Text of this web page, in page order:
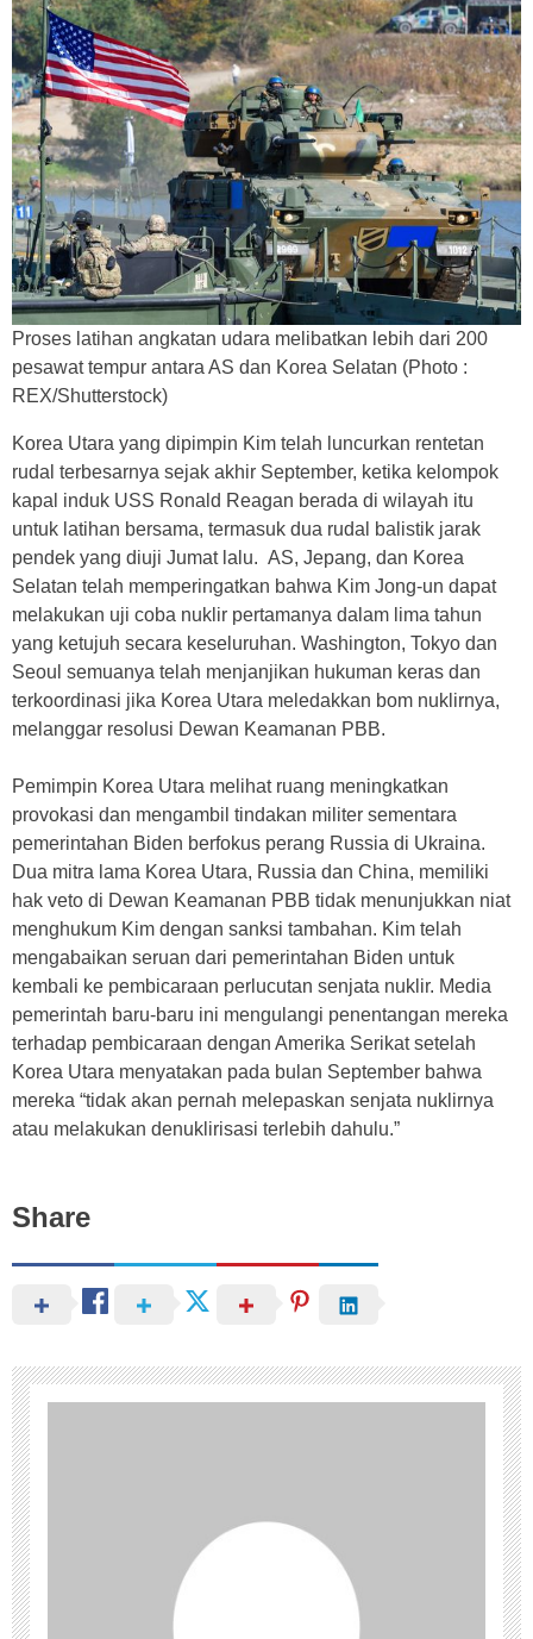
Proses latihan angkatan udara melibatkan lebih dari 200
pesawat tempur antara AS dan Korea Selatan (Photo :
REX/Shutterstock)
Korea Utara yang dipimpin Kim telah luncurkan rentetan
rudal terbesarnya sejak akhir September, ketika kelompok
kapal induk USS Ronald Reagan berada di wilayah itu
untuk latihan bersama, termasuk dua rudal balistik jarak
pendek yang diuji Jumat lalu. AS, Jepang, dan Korea
Selatan telah memperingatkan bahwa Kim Jong-un dapat
melakukan uji coba nuklir pertamanya dalam lima tahun
yang ketujuh secara keseluruhan. Washington, Tokyo dan
Seoul semuanya telah menjanjikan hukuman keras dan
terkoordinasi jika Korea Utara meledakkan bom nuklirnya,
melanggar resolusi Dewan Keamanan PBB.
Pemimpin Korea Utara melihat ruang meningkatkan
provokasi dan mengambil tindakan militer sementara
pemerintahan Biden berfokus perang Russia di Ukraina.
Dua mitra lama Korea Utara, Russia dan China, memiliki
hak veto di Dewan Keamanan PBB tidak menunjukkan niat
menghukum Kim dengan sanksi tambahan. Kim telah
mengabaikan seruan dari pemerintahan Biden untuk
kembali ke pembicaraan perlucutan senjata nuklir. Media
pemerintah baru-baru ini mengulangi penentangan mereka
terhadap pembicaraan dengan Amerika Serikat setelah
Korea Utara menyatakan pada bulan September bahwa
mereka “tidak akan pernah melepaskan senjata nuklirnya
atau melakukan denuklirisasi terlebih dahulu.”
Share